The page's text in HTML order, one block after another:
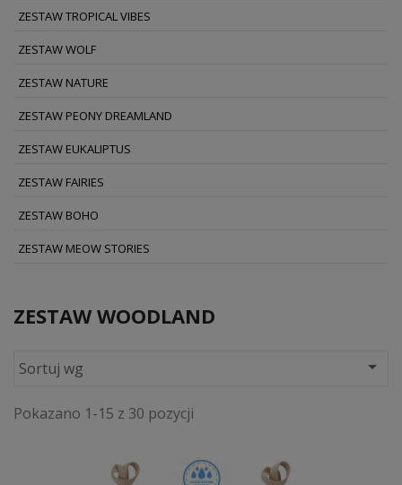
ZESTAW TROPICAL VIBES
ZESTAW WOLF
ZESTAW NATURE
ZESTAW PEONY DREAMLAND
ZESTAW EUKALIPTUS
ZESTAW FAIRIES
ZESTAW BOHO
ZESTAW MEOW STORIES
ZESTAW WOODLAND
Sortuj wg 
Pokazano 1-15 z 30 pozycji